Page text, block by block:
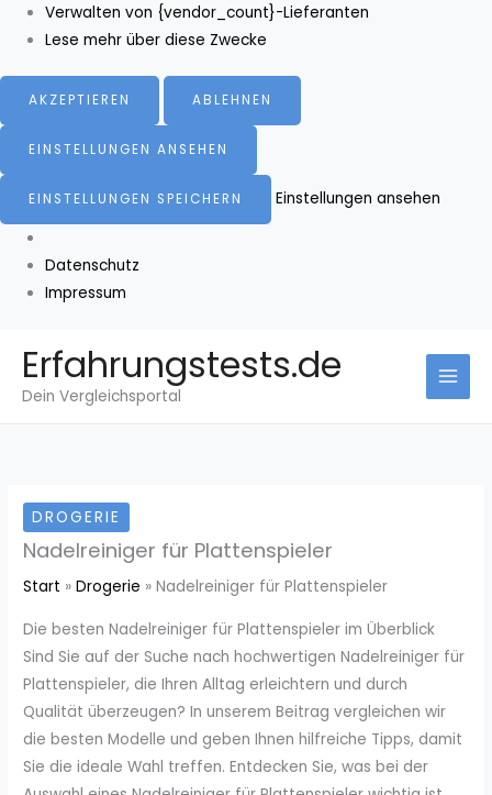
Verwalten von {vendor_count}-Lieferanten
Lese mehr über diese Zwecke
AKZEPTIEREN ABLEHNEN
EINSTELLUNGEN ANSEHEN
EINSTELLUNGEN SPEICHERN Einstellungen ansehen
Datenschutz
Impressum
Inhalt
springen
Erfahrungstests.de
Dein Vergleichsportal
DROGERIE
Nadelreiniger für Plattenspieler
Start Drogerie Nadelreiniger für Plattenspieler
Die besten Nadelreiniger für Plattenspieler im Überblick
Sind Sie auf der Suche nach hochwertigen Nadelreiniger für
Plattenspieler, die Ihren Alltag erleichtern und durch
Qualität überzeugen? In unserem Beitrag vergleichen wir
die besten Modelle und geben Ihnen hilfreiche Tipps, damit
Sie die ideale Wahl treffen. Entdecken Sie, was bei der